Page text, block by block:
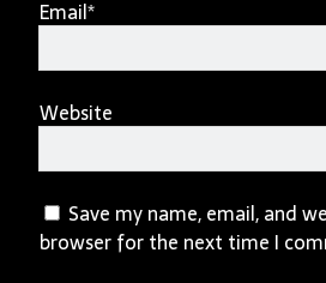
Email*
Website
Save my name, email, and
browser for the next time I